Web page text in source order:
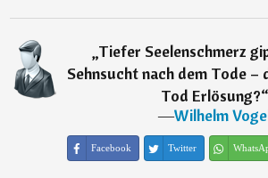
„Tiefer Seelenschmerz
Sehnsucht nach dem Tode –
Tod Erlösung?“
―Wilhelm
Facebook Twitter